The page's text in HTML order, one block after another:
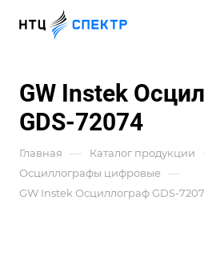
GW Instek
GDS-72074
Главная — Каталог продукции
Осциллографы цифровые —
GW Instek Осциллограф GDS-